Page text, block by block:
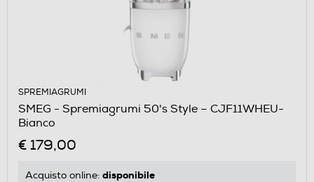
SPREMIAGRUMI
SMEG - Spremiagrumi 50's Style – CJF11WHEU-
Bianco
€ 179,00
Acquisto online: disponibile